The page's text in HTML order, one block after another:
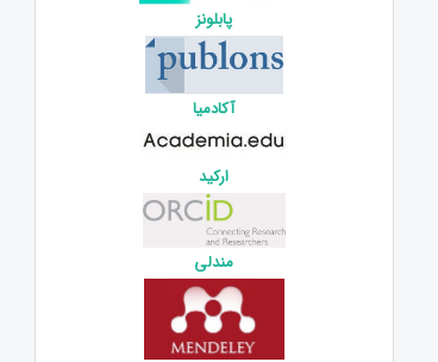
پابلونز
آکادمیا
ارکید
مندلی